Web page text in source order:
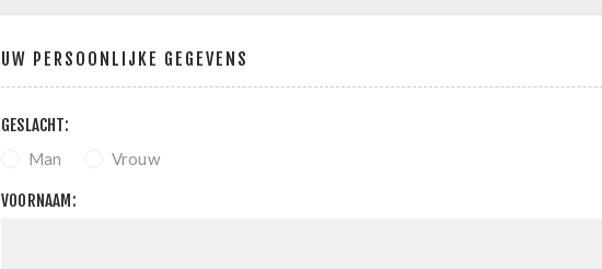
UW PERSOONLIJKE GEGEVENS
GESLACHT:
Man Vrouw
VOORNAAM: